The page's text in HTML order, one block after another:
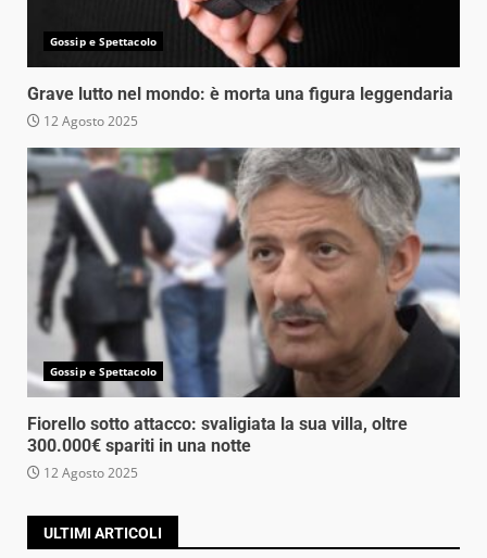
Gossip e Spettacolo
Grave lutto nel mondo: è morta una figura leggendaria
12 Agosto 2025
Gossip e Spettacolo
Fiorello sotto attacco: svaligiata la sua villa, oltre
300.000€ spariti in una notte
12 Agosto 2025
ULTIMI ARTICOLI